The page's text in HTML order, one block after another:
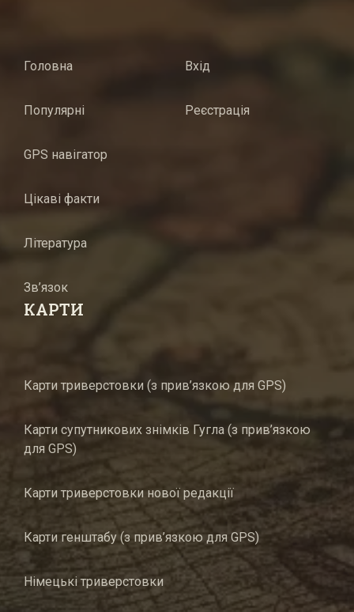
Головна
Популярні
GPS навігатор
Цікаві факти
Література
Зв’язок
Вхід
Реєстрація
КАРТИ
Карти триверстовки (з прив’язкою для GPS)
Карти супутникових знімків Гугла (з прив’язкою
для GPS)
Карти триверстовки нової редакції
Карти генштабу (з прив’язкою для GPS)
Німецькі триверстовки